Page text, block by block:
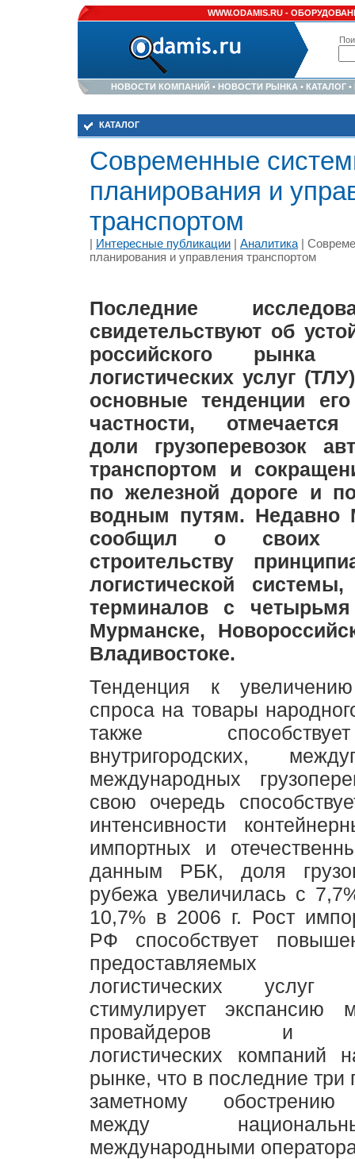
WWW.ODAMIS.RU -
НОВОСТИ КОМПАНИЙ • НОВОСТИ РЫНКА • КАТАЛОГ •
КАТАЛОГ
Современные
планирования и
транспортом
| Интересные публикации | Аналитика |
планирования и управления транспортом
Последние
свидетельствуют об
российского рынка
логистических услуг
основные тенденции
частности,
доли грузоперевозок
транспортом и
по железной дороге и
водным путям. Недавно
сообщил о своих
строительству
логистической
терминалов с
Мурманске,
Владивостоке.
Тенденция к увеличению
спроса на товары
также
внутригородских,
международных
свою очередь
интенсивности
импортных и
данным РБК, доля
рубежа увеличилась с
10,7% в 2006 г. Рост
РФ способствует
предоставляемых
логистических
стимулирует экспансию
провайдеров и
логистических компаний
рынке, что в последние три
заметному обострению
между
международными